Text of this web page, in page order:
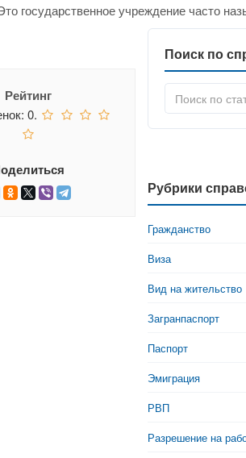
государственное учреждение часто
Рейтинг
0.
Поиск по
Рубрики
Гражданство
Виза
Вид на жительство
Загранпаспорт
Паспорт
Эмиграция
РВП
Разрешение на